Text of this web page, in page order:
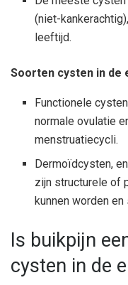
(niet-
leeftijd.
Soorten cysten in de
Functionele
normale ovulatie
menstruatiecycli.
Dermoïdcysten,
zijn structurele of
kunnen worden
Is buikpijn
cysten in de